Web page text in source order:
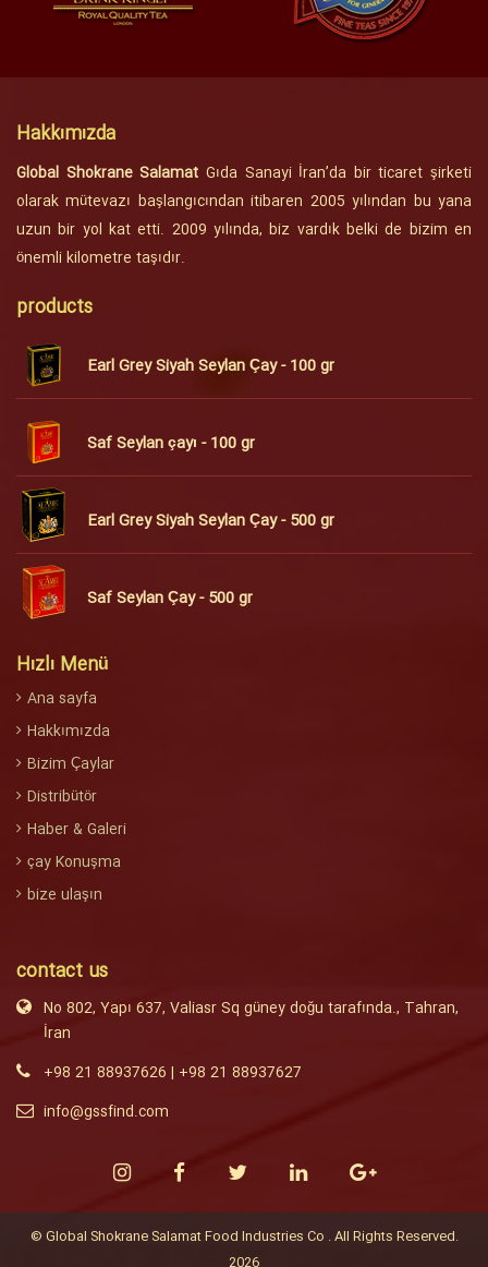
Hakkımızda
Global Shokrane Salamat Gıda Sanayi İran’da bir ticaret şirketi
olarak mütevazı başlangıcından itibaren 2005 yılından bu yana
uzun bir yol kat etti. 2009 yılında, biz vardık belki de bizim en
önemli kilometre taşıdır.
products
Earl Grey Siyah Seylan Çay - 100 gr
Saf Seylan çayı - 100 gr
Earl Grey Siyah Seylan Çay - 500 gr
Saf Seylan Çay - 500 gr
Hızlı Menü
Ana sayfa
Hakkımızda
Bizim Çaylar
Distribütör
Haber & Galeri
çay Konuşma
bize ulaşın
contact us
No 802, Yapı 637, Valiasr Sq güney doğu tarafında., Tahran,
İran
+98 21 88937626 | +98 21 88937627
info@gssfind.com
© Global Shokrane Salamat Food Industries Co . All Rights Reserved.
2026